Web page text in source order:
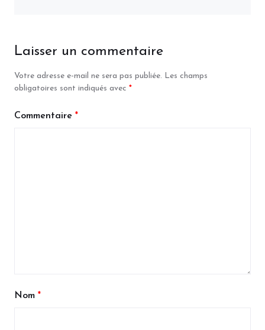
Laisser un commentaire
Votre adresse e-mail ne sera pas publiée. Les champs
obligatoires sont indiqués avec *
Commentaire *
Nom *